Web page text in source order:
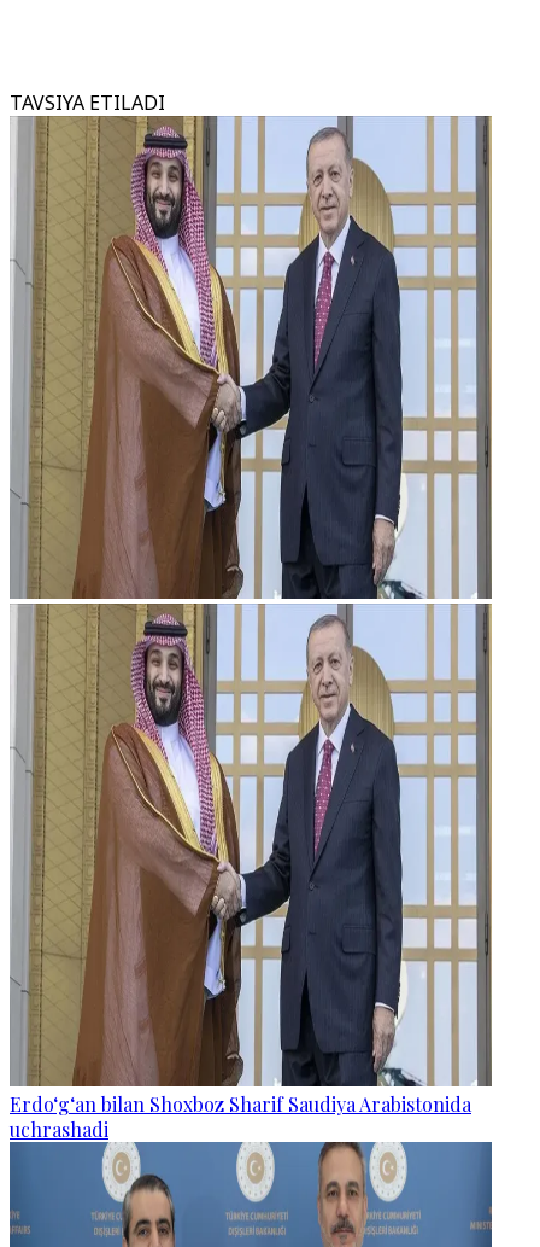
TAVSIYA ETILADI
Erdo‘g‘an bilan Shoxboz Sharif Saudiya Arabistonida
uchrashadi